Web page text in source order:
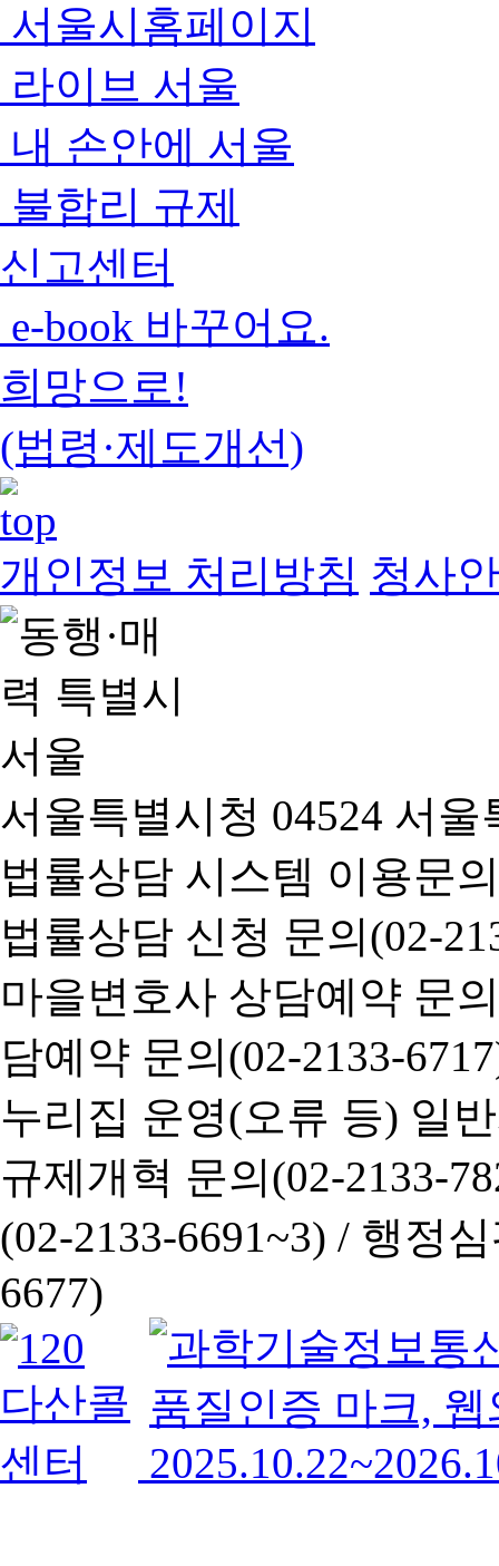
서울시홈페이지
라이브 서울
내 손안에 서울
불합리 규제
신고센터
e-book 바꾸어요.
희망으로!
(법령·제도개선)
개인정보 처리방침 청사
서울특별시청 04524 서
법률상담 시스템 이용문
법률상담 신청 문의(02-
마을변호사 상담예약 문
담예약 문의(02-2133-
누리집 운영(오류 등) 일
규제개혁 문의(02-2133-
(02-2133-6691~3) / 행정심
6677)